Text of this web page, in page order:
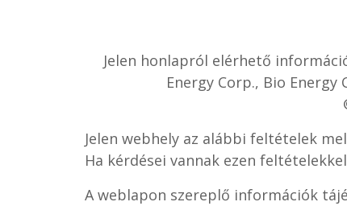
Jelen honlapról elérhető
Energy Corp., Bio
Jelen webhely az alábbi feltételek
Ha kérdései vannak ezen
A weblapon szereplő információk